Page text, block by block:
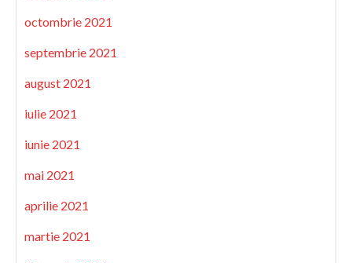
octombrie 2021
septembrie 2021
august 2021
iulie 2021
iunie 2021
mai 2021
aprilie 2021
martie 2021